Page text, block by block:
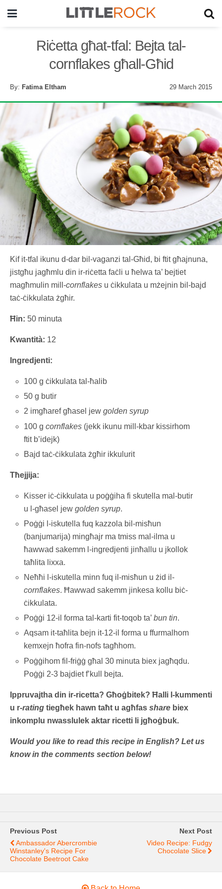
Riċetta għat-tfal: Bejta tal-
cornflakes għall-Għid
By: Fatima Eltham 29 March 2015
Kif it-tfal ikunu d-dar bil-vaganzi tal-Għid, bi ftit għajnuna,
jistgħu jagħmlu din ir-riċetta faċli u ħelwa ta’ bejtiet
magħmulin mill-cornflakes u ċikkulata u mżejnin bil-bajd
taċ-ċikkulata żgħir.
Ħin: 50 minuta
Kwantità: 12
Ingredjenti:
100 g ċikkulata tal-ħalib
50 g butir
2 imgħaref għasel jewgolden syrup
100 gcornflakes (jekk ikunu mill-kbar kissirhom
ftit b’idejk)
Bajd taċ-ċikkulata żgħir ikkulurit
Tħejjija:
Kisser iċ-ċikkulata u poġġiha fi skutella mal-butir
u l-għasel jewgolden syrup.
Poġġi l-iskutella fuq kazzola bil-misħun
(banjumarija) mingħajr ma tmiss mal-ilma u
ħawwad sakemm l-ingredjenti jinħallu u jkollok
taħlita lixxa.
Neħħi l-iskutella minn fuq il-misħun u żid il-
cornflakes. Ħawwad sakemm jinkesa kollu biċ-
ċikkulata.
Poġġi 12-il forma tal-karti fit-toqob ta’bun tin.
Aqsam it-taħlita bejn it-12-il forma u ffurmalhom
kemxejn ħofra fin-nofs tagħhom.
Poġġihom fil-friġġ għal 30 minuta biex jagħqdu.
Poġġi 2-3 bajdiet f’kull bejta.
Ippruvajtha din ir-ricetta? Għoġbitek? Ħalli l-kummenti
u r-rating tiegħek hawn taħt u agħfas share biex
inkomplu nwasslulek aktar ricetti li jgħoġbuk.
Would you like to read this recipe in English? Let us
know in the comments section below!
Previous Post
Ambassador Abercrombie
Winstanley's Recipe For
Chocolate Beetroot Cake
Next Post
Video Recipe: Fudgy
Chocolate Slice